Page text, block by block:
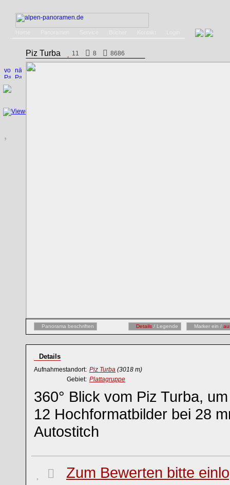
Piz Turba 11 8 8686
Panorama beschriften Details / Legende Marker ein /
Details
Aufnahmestandort: Piz Turba (3018 m)
Gebiet: Plattagruppe
360° Blick vom Piz Turba,
12 Hochformatbilder bei 28
Autostitch
Zum Bewerten bitte